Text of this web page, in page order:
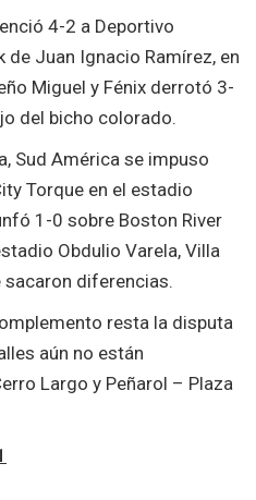
4-2 a Deportivo
Juan Ignacio Ramírez, en
Miguel y Fénix derrotó 3-
del bicho colorado.
Sud América se impuso
Torque en el estadio
1-0 sobre Boston River
Obdulio Varela, Villa
sacaron diferencias.
resta la disputa
aún no están
Largo y Peñarol – Plaza